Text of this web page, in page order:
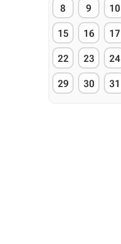
8 9 10
15 16 17
22 23 24
29 30 31